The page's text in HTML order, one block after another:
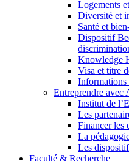
Logements
Diversité et
Santé et
Dispositif
Knowledge
Visa et titre
Informations
Entreprendre avec
Institut de
Les
Financer les
La
Les
Faculté & Recherche